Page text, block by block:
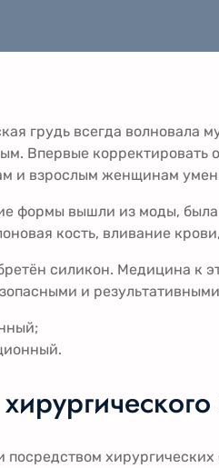
грудь всегда волновала
Впервые корректировать
и взрослым женщинам
формы вышли из моды,
кость, вливание
силикон. Медицина к
и
посредством